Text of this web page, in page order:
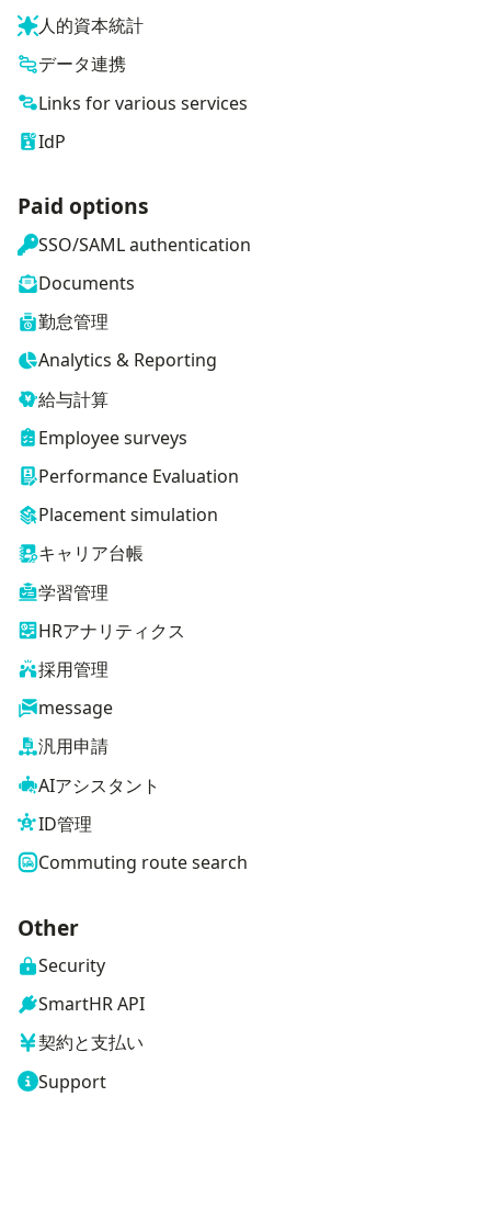
人的資本統計
データ連携
Links for various services
IdP
Paid options
SSO/SAML authentication
Documents
勤怠管理
Analytics & Reporting
給与計算
Employee surveys
Performance Evaluation
Placement simulation
キャリア台帳
学習管理
HRアナリティクス
採用管理
message
汎用申請
AIアシスタント
ID管理
Commuting route search
Other
Security
SmartHR API
契約と支払い
Support